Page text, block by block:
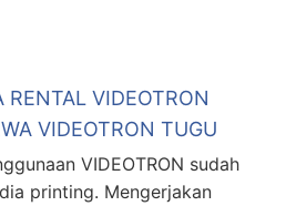
RENTAL VIDEOTRON
VIDEOTRON TUGU
VIDEOTRON sudah
printing. Mengerjakan